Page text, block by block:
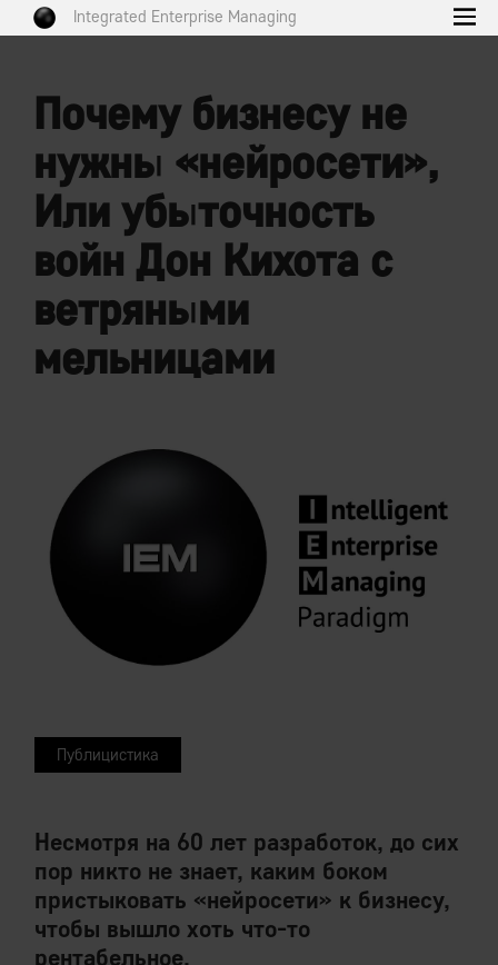
Integrated Enterprise Managing
Почему бизнесу не
нужны «нейросети»,
Или убыточность
войн Дон Кихота с
ветряными
мельницами
Публицистика
Несмотря на 60 лет разработок, до сих
пор никто не знает, каким боком
пристыковать «нейросети» к бизнесу,
чтобы вышло хоть что-то
рентабельное.